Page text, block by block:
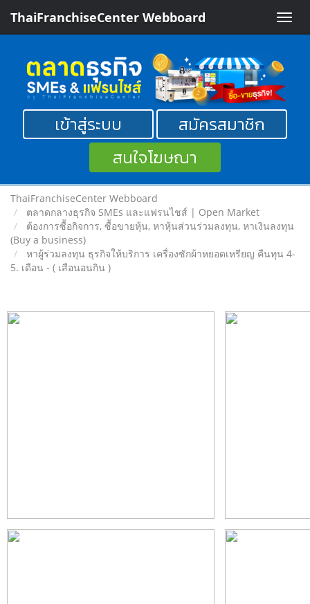
Toggle
ThaiFranchiseCenter Webboard
เข้าสู่ระบบ
สมัครสมาชิก
สนใจโฆษณา
ThaiFranchiseCenter Webboard
ตลาดกลางธุรกิจ SMEs และแฟรนไชส์ | Open Market
ต้องการซื้อกิจการ, ซื้อขายหุ้น, หาหุ้นส่วนร่วมลงทุน, หาเงินลงทุน
(Buy a business)
หาผู้ร่วมลงทุน ธุรกิจให้บริการ เครื่องซักผ้าหยอดเหรียญ คืนทุน 4-
5. เดือน - ( เสือนอนกิน )